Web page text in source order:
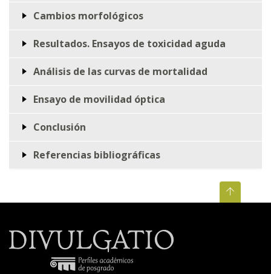
Cambios morfológicos
Resultados. Ensayos de toxicidad aguda
Análisis de las curvas de mortalidad
Ensayo de movilidad óptica
Conclusión
Referencias bibliográficas